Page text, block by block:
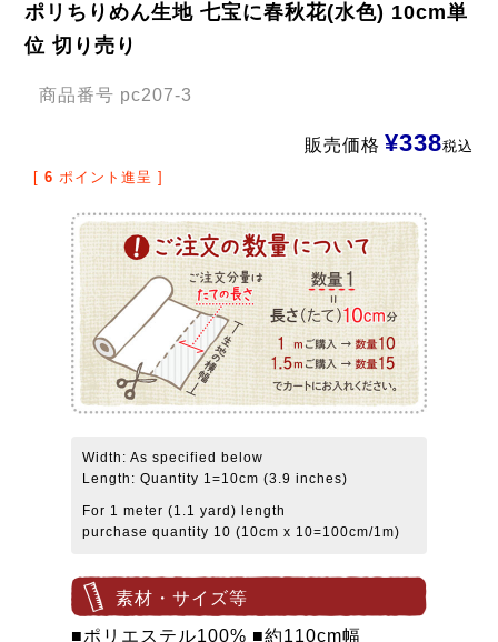
ポリちりめん生地 七宝に春秋花(水色) 10cm単
位 切り売り
商品番号 pc207-3
販売価格 ¥338税込
[ 6 ポイント進呈 ]
Width: As specified below
Length: Quantity 1=10cm (3.9 inches)
For 1 meter (1.1 yard) length
purchase quantity 10 (10cm x 10=100cm/1m)
素材・サイズ等
■ポリエステル100% ■約110cm幅